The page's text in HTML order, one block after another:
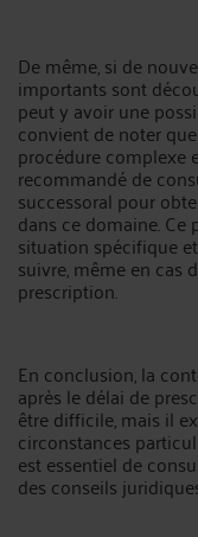
De même, si de
importants sont
peut y avoir une
convient de noter
procédure complexe
recommandé de
successoral pour
dans ce domaine.
situation spécifique
suivre, même en cas
prescription.
En conclusion, la
après le délai de
être difficile, mais il
circonstances
est essentiel de
des conseils